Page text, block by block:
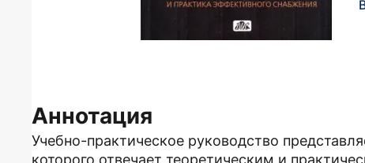
Аннотация
Учебно-практическое руководство
которого отвечает теоретическим и